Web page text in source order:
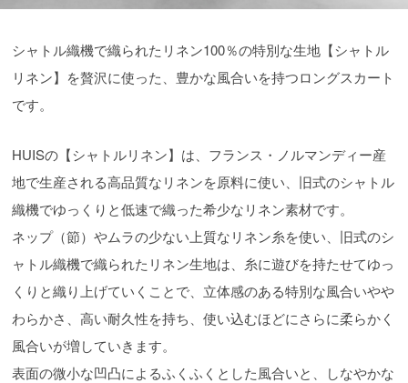
シャトル織機で織られたリネン100％の特別な生地【シャトル
リネン】を贅沢に使った、豊かな風合いを持つロングスカート
です。
HUISの【シャトルリネン】は、フランス・ノルマンディー産
地で生産される高品質なリネンを原料に使い、旧式のシャトル
織機でゆっくりと低速で織った希少なリネン素材です。
ネップ（節）やムラの少ない上質なリネン糸を使い、旧式のシ
ャトル織機で織られたリネン生地は、糸に遊びを持たせてゆっ
くりと織り上げていくことで、立体感のある特別な風合いやや
わらかさ、高い耐久性を持ち、使い込むほどにさらに柔らかく
風合いが増していきます。
表面の微小な凹凸によるふくふくとした風合いと、しなやかな